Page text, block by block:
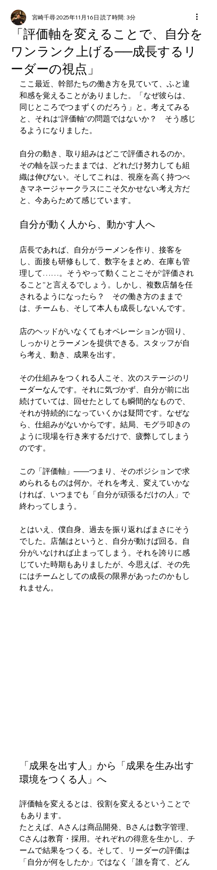
「評価軸を変えることで、自分を
ワンランク上げる──成長するリ
ーダーの視点」
宮崎千尋2025年11月16日読了時間: 3分
ここ最近、幹部たちの働き方を見ていて、ふと違
和感を覚えることがありました。「なぜ彼らは、
同じところでつまずくのだろう」と。考えてみる
と、それは“評価軸”の問題ではないか？　そう感じ
るようになりました。
自分の動き、取り組みはどこで評価されるのか。
その軸を誤ったままでは、どれだけ努力しても組
織は伸びない。そしてこれは、視座を高く持つべ
きマネージャークラスにこそ欠かせない考え方だ
と、今あらためて感じています。
自分が動く人から、動かす人へ
店長であれば、自分がラーメンを作り、接客を
し、面接も研修もして、数字をまとめ、在庫も管
理して……。そうやって動くことこそが“評価され
ること”と言えるでしょう。しかし、複数店舗を任
されるようになったら？　その働き方のままで
は、チームも、そして本人も成長しないんです。
店のヘッドがいなくてもオペレーションが回り、
しっかりとラーメンを提供できる。スタッフが自
ら考え、動き、成果を出す。
その仕組みをつくれる人こそ、次のステージのリ
ーダーなんです。それに気づかず、自分が前に出
続けていては、回せたとしても瞬間的なもので、
それが持続的になっていくかは疑問です。なぜな
ら、仕組みがないからです。結局、モグラ叩きの
ように現場を行き来するだけで、疲弊してしまう
のです。
この「評価軸」――つまり、そのポジションで求
められるものは何か。それを考え、変えていかな
ければ、いつまでも「自分が頑張るだけの人」で
終わってしまう。
とはいえ、僕自身、過去を振り返ればまさにそう
でした。店舗はというと、自分が動けば回る。自
分がいなければ止まってしまう。それを誇りに感
じていた時期もありましたが、今思えば、その先
にはチームとしての成長の限界があったのかもし
れません。
「成果を出す人」から「成果を生み出す
環境をつくる人」へ
評価軸を変えるとは、役割を変えるということで
もあります。
たとえば、Aさんは商品開発、Bさんは数字管理、
Cさんは教育・採用。それぞれの得意を生かし、チ
ームで結果をつくる。そして、リーダーの評価は
「自分が何をしたか」ではなく「誰を育て、どん